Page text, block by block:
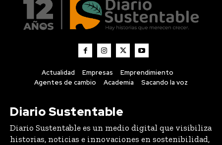
Actualidad Empresas
Emprendimiento
Agentes de cambio
Academia Sacando la voz
Diario Sustentable
Diario Sustentable es un medio digital que visibiliza
historias, noticias e innovaciones en sostenibilidad,